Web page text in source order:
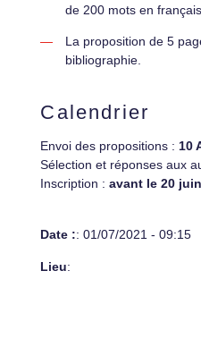
de 200 mots en
La proposition de 5
bibliographie.
Calendrier
Envoi des propositions :10
Sélection et réponses aux
Inscription : avant le 20
Date :: 01/07/2021 - 09:15
Lieu: